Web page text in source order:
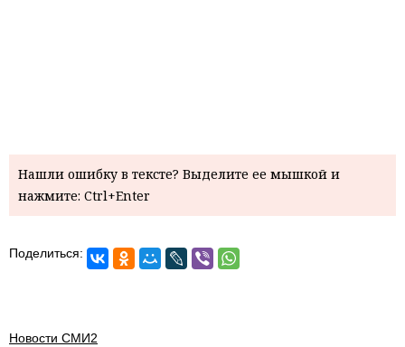
Нашли ошибку в тексте? Выделите ее мышкой и
нажмите: Ctrl+Enter
Поделиться:
Новости СМИ2